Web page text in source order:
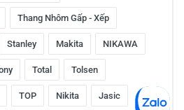
Thang Nhôm Gấp - Xếp
Stanley Makita NIKAWA
Total Tolsen
TOP Nikita Jasic